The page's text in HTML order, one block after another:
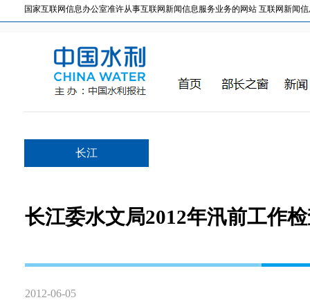
国家互联网信息办公室准许从事互联网新闻信息服务业务的网站 互联网新闻信
长江
长江委水文局2012年汛前工作
2012-06-05